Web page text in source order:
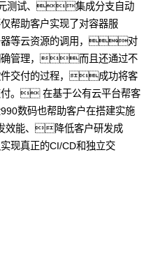
测试、集成分支自动
帮助客户实现了对容器服
等云资源的调用，对
确管理，而且还通过不
交付的过程，成功将客
付。 在基于公有云平台帮客
数码也帮助客户在搭建实施
效能、降低客户研发成
真正的CI/CD和独立交